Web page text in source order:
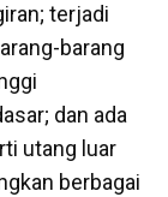
terjadi
barang
dan ada
utang luar
berbagai